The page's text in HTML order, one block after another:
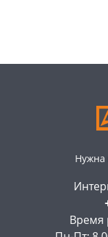
Нужна
Время